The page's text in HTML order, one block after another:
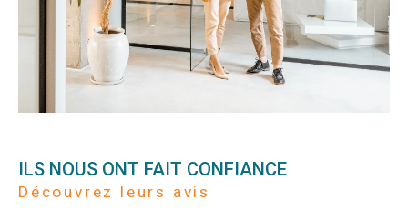
ILS NOUS ONT FAIT CONFIANCE
Découvrez leurs avis